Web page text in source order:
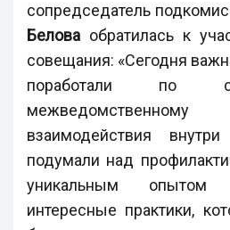
сопредседатель
Белова обратилась к
совещания: «Сегодня
поработали по
взаимодействия
подумали над
уникальным опытом
интересные практики,